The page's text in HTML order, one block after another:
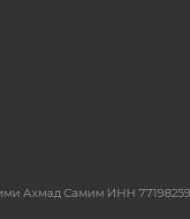
Ахмад Самим ИНН